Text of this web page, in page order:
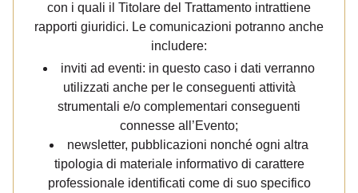
con i quali il Titolare del Trattamento intrattiene
rapporti giuridici. Le comunicazioni potranno anche
includere:
inviti ad eventi: in questo caso i dati verranno
utilizzati anche per le conseguenti attività
strumentali e/o complementari conseguenti
connesse all’Evento;
newsletter, pubblicazioni nonché ogni altra
tipologia di materiale informativo di carattere
professionale identificati come di suo specifico